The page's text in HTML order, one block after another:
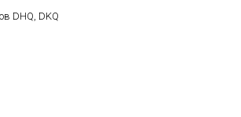
DHQ, DKQ